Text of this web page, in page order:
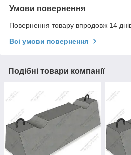
Умови повернення
Повернення товару впродовж 14
Всі умови повернення
Подібні товари компанії